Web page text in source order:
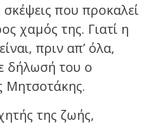
που προκαλεί
χαμός της. Γιατί η
πριν απ’ όλα,
δήλωσή του ο
Μητσοτάκης.
της ζωής,